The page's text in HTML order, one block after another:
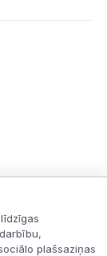
plašsaziņas